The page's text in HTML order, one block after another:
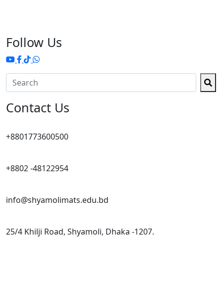
Follow Us
Contact Us
+8801773600500
+8802 -48122954
info@shyamolimats.edu.bd
25/4 Khilji Road, Shyamoli, Dhaka -1207.